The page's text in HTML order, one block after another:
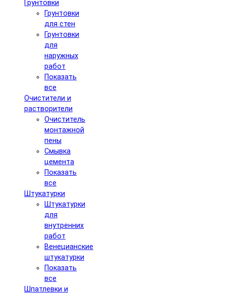
Грунтовки
Грунтовки
для стен
Грунтовки
для
наружных
работ
Показать
все
Очистители и
растворители
Очиститель
монтажной
пены
Смывка
цемента
Показать
все
Штукатурки
Штукатурки
для
внутренних
работ
Венецианские
штукатурки
Показать
все
Шпатлевки и